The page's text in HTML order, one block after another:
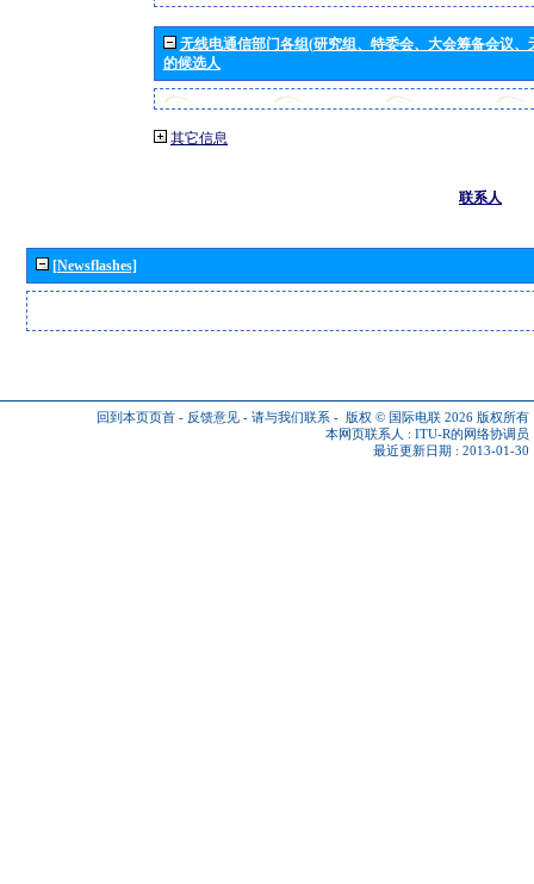
无线电通信部门各组(研究组、特委会、大会筹备会议
的候选人
其它信息
联系人
[Newsflashes]
回到本页页首 - 反馈意见 - 请与我们联系 - 版权 © 国际电联 2026 版权所有
本网页联系人 : ITU-R的网络协调员
最近更新日期 : 2013-01-30